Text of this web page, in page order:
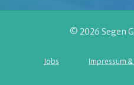
© 2026 Segen
Jobs Impressum &